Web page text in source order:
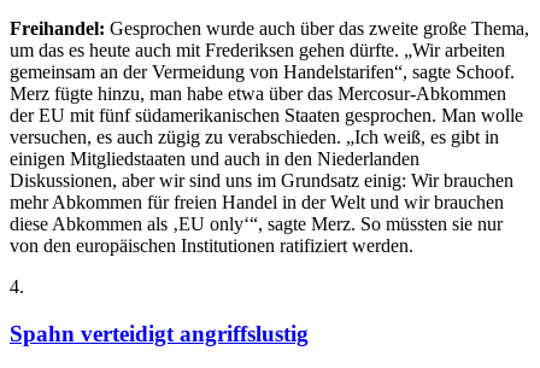
Freihandel: Gesprochen wurde auch über das zweite große Thema,
um das es heute auch mit Frederiksen gehen dürfte. „Wir arbeiten
gemeinsam an der Vermeidung von Handelstarifen“, sagte Schoof.
Merz fügte hinzu, man habe etwa über das Mercosur-Abkommen
der EU mit fünf südamerikanischen Staaten gesprochen. Man wolle
versuchen, es auch zügig zu verabschieden. „Ich weiß, es gibt in
einigen Mitgliedstaaten und auch in den Niederlanden
Diskussionen, aber wir sind uns im Grundsatz einig: Wir brauchen
mehr Abkommen für freien Handel in der Welt und wir brauchen
diese Abkommen als ‚EU only‘“, sagte Merz. So müssten sie nur
von den europäischen Institutionen ratifiziert werden.
4.
Spahn verteidigt angriffslustig